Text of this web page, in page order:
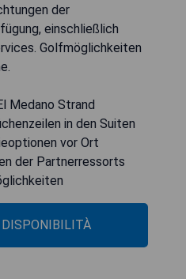
der
einschließlich
Golfmöglichkeiten
Medano Strand
in den Suiten
vor Ort
der Partnerressorts